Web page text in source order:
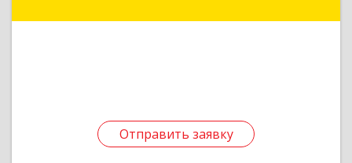
Отправить заявку
Отправить заявку